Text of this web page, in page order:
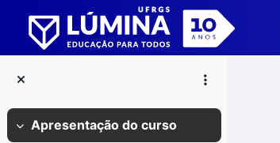
Ir para o conteúdo principal
Contrair
Apresentação do curso